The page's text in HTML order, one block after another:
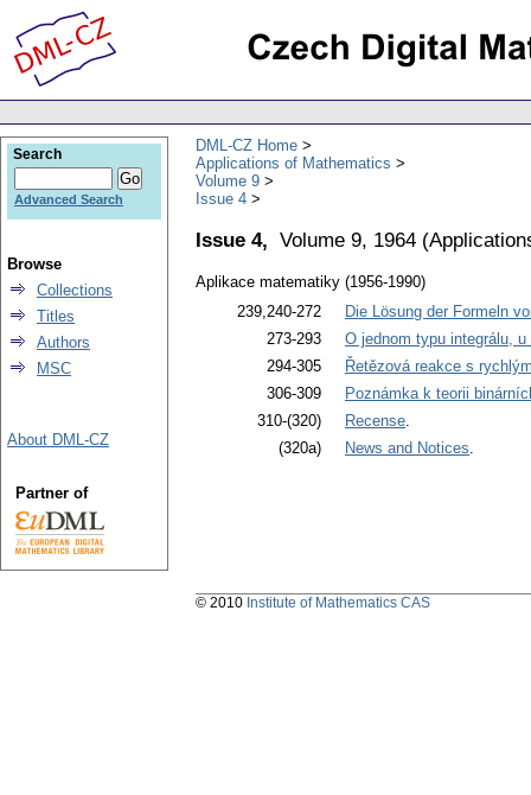
DML-CZ Home
Applications of Mathematics
Volume 9
Issue 4
Issue 4, Volume 9, 1964 (
Aplikace matematiky (1956-1990)
239,240-272
Die Lösung der Formeln
273-293
O jednom typu integrálu,
294-305
Řetězová reakce s
306-309
Poznámka k teorii
310-(320)
Recense.
(320a)
News and Notices.
Search
Advanced Search
Browse
Collections
Titles
Authors
MSC
About DML-CZ
Partner of
© 2010 Institute of Mathematics CAS